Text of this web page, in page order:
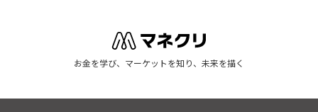
お金を学び、マーケットを知り、未来を描く